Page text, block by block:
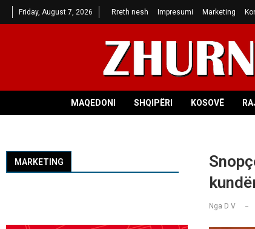
Friday, August 7, 2026 Rreth nesh Impresumi Marketing
MAQEDONI SHQIPËRI KOSOVË
Nga D V
MARKETING